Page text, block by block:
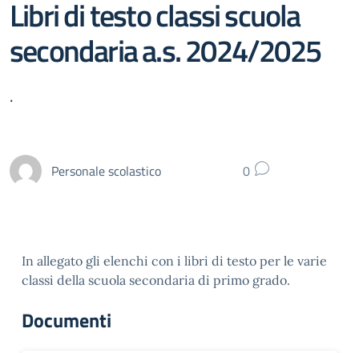
Libri di testo classi scuola
secondaria a.s. 2024/2025
.
Personale scolastico 0
In allegato gli elenchi con i libri di testo per le varie
classi della scuola secondaria di primo grado.
Documenti